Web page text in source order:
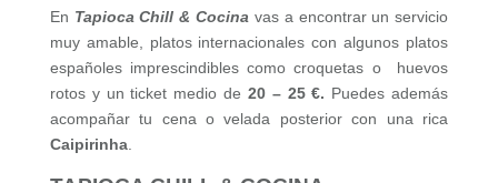
En Tapioca Chill & Cocina vas a encontrar un servicio
muy amable, platos internacionales con algunos platos
españoles imprescindibles como croquetas o huevos
rotos y un ticket medio de 20 – 25 €. Puedes además
acompañar tu cena o velada posterior con una rica
Caipirinha.